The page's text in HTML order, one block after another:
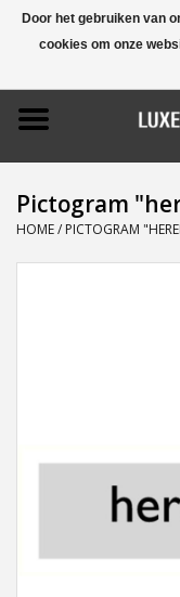
Home
Promoties
Naamborden
Brievenbussen
Pictogram
HOME/ PICTOGRAM
Door het gebruiken van
cookies om onze